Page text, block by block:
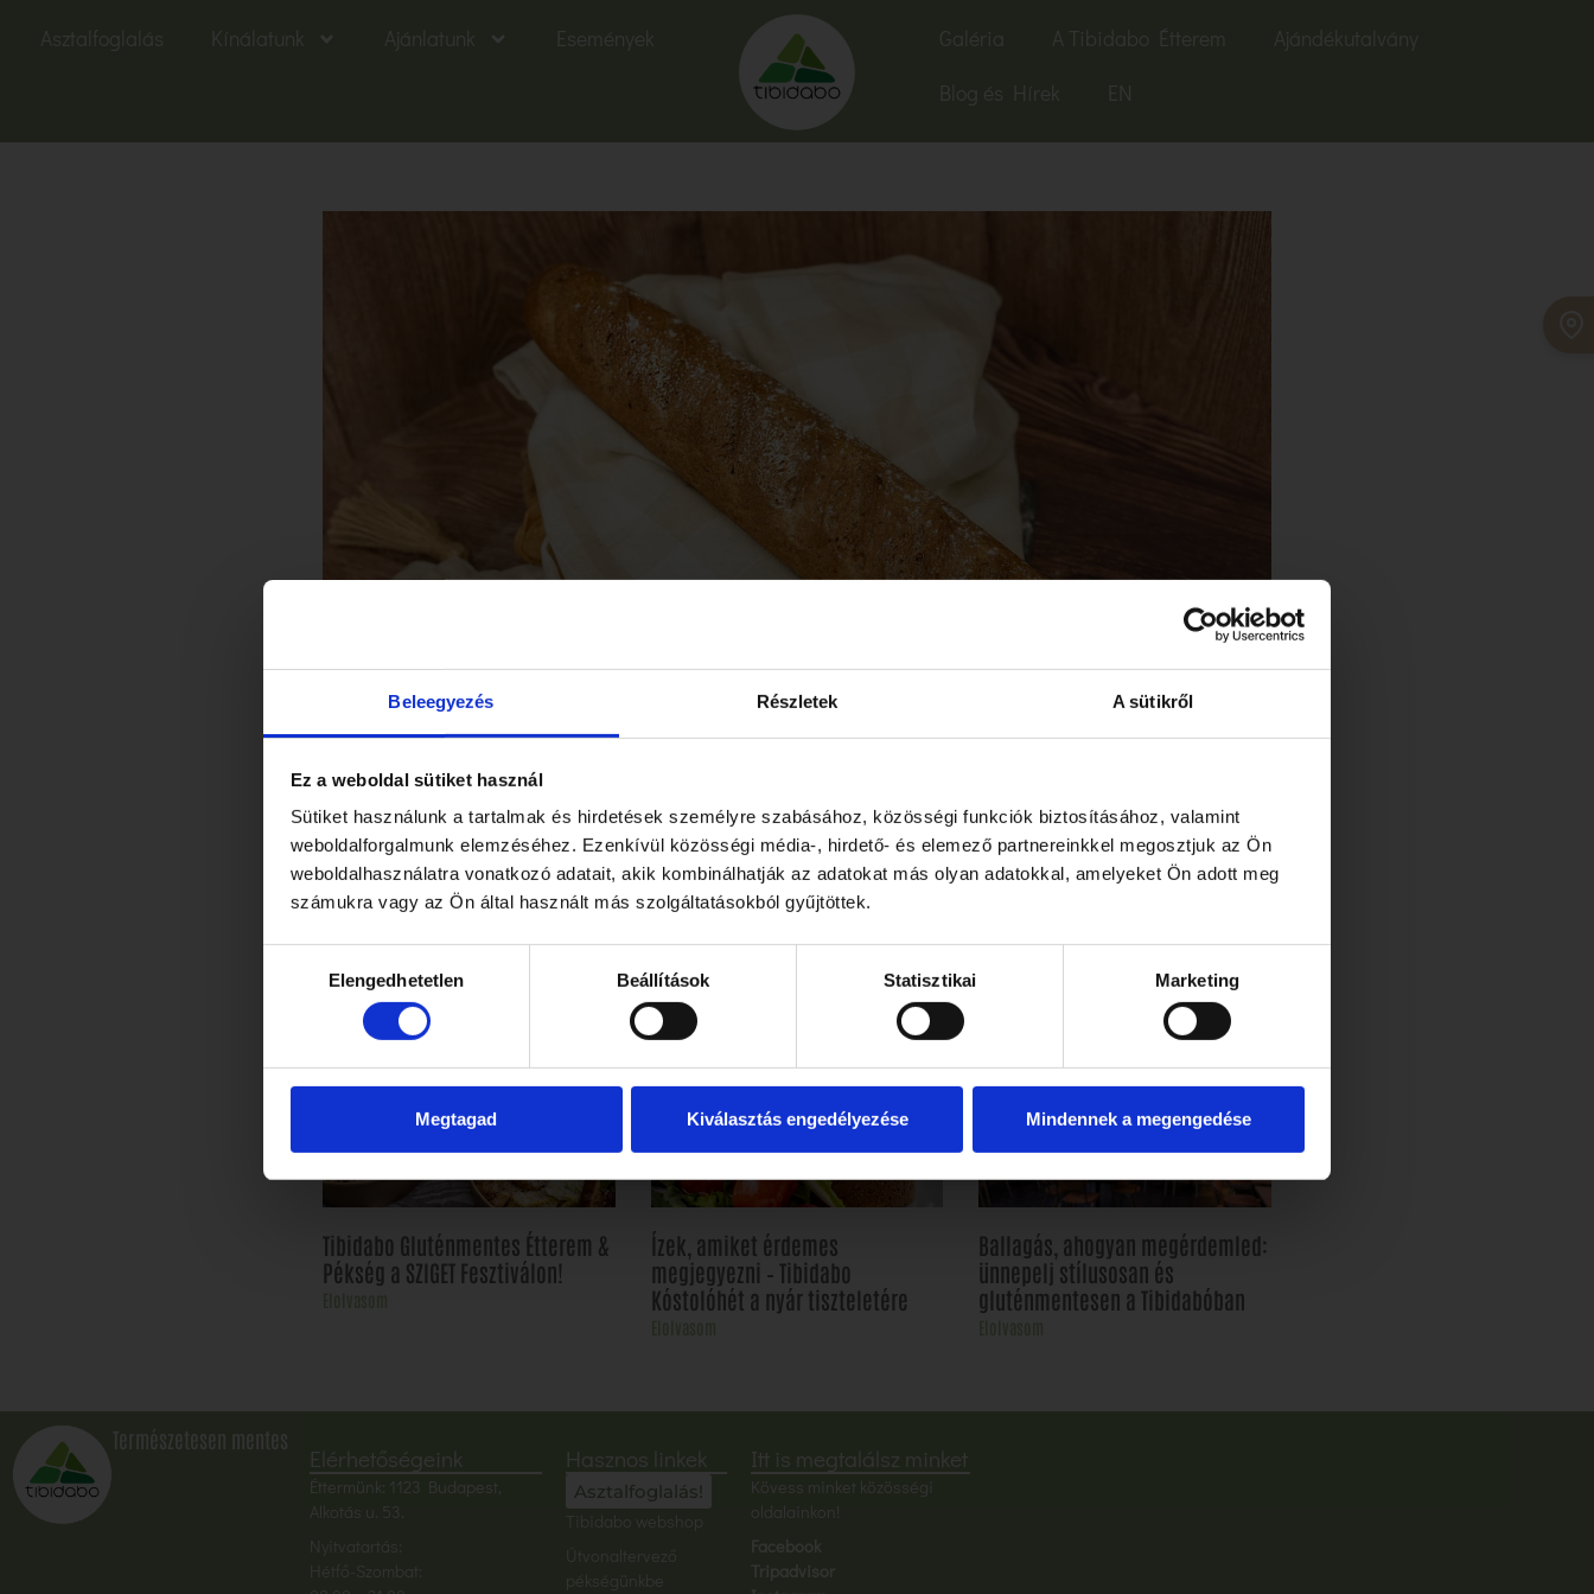
Beleegyezés Részletek A sütikről
Ez a weboldal sütiket használ
Sütiket használunk a tartalmak és hirdetések személyre szabásához, közösségi funkciók biztosításához, valamint
weboldalforgalmunk elemzéséhez. Ezenkívül közösségi média-, hirdető- és elemező partnereinkkel megosztjuk az Ön
weboldalhasználatra vonatkozó adatait, akik kombinálhatják az adatokat más olyan adatokkal, amelyeket Ön adott meg
számukra vagy az Ön által használt más szolgáltatásokból gyűjtöttek.
kiválasztásaElengedhetetlen Beállítások Statisztikai Marketing
Megtagad Kiválasztás engedélyezése Mindennek a megengedése
Asztalfoglalás Kínálatunk Ajánlatunk Események Galéria A Tibidabo Étterem
Ajándékutalvány
Blog és Hírek
EN
Gluténmentes Nagy chiamagos bagett
További bejegyzéseink
Tibidabo Gluténmentes Étterem &
Pékség a SZIGET Fesztiválon!
Ízek, amiket érdemes
megjegyezni – Tibidabo
Kóstolóhét a nyár tiszteletére
Ballagás, ahogyan megérdemled:
ünnepelj stílusosan és
gluténmentesen a Tibidabóban
Természetesen mentes
Elérhetőségeink
Éttermünk: 1123 Budapest,
Alkotás u. 53.
Nyitvatartás:
Hétfő-Szombat:
Hasznos linkek
Asztalfoglalás!
Tibidabo webshop
Útvonaltervező
pékségünkbe
Itt is megtalálsz minket
Kövess minket közösségi
oldalainkon!
Facebook
Tripadvisor
ÉRDEKEL